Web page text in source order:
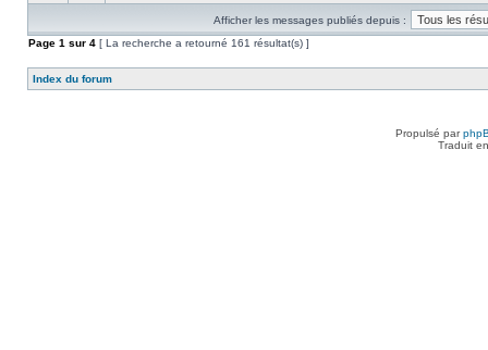
Afficher les messages publiés depuis :
Page 1 sur 4 [ La recherche a retourné 161 résultat(s) ]
Index du forum
Propulsé par
Traduit